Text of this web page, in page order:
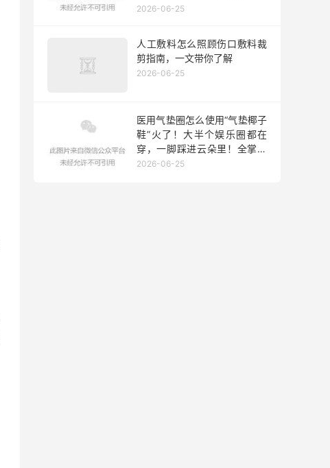
2026-06-25
人工敷料怎么照顾伤口敷料裁
剪指南，一文带你了解
2026-06-25
医用气垫圈怎么使用“气垫椰子
鞋”火了！大半个娱乐圈都在
穿，一脚踩进云朵里！全掌按
摩，踩屎感爆棚，防滑耐磨易
2026-06-25